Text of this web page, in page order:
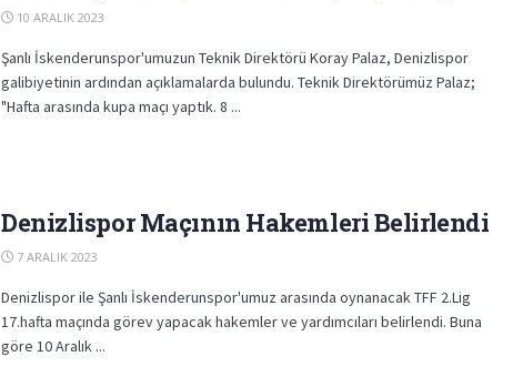
10 ARALIK 2023
Şanlı İskenderunspor'umuzun Teknik Direktörü Koray Palaz, Denizlispor
galibiyetinin ardından açıklamalarda bulundu. Teknik Direktörümüz Palaz;
"Hafta arasında kupa maçı yaptık. 8 ...
Denizlispor Maçının Hakemleri Belirlendi
7 ARALIK 2023
Denizlispor ile Şanlı İskenderunspor'umuz arasında oynanacak TFF 2.Lig
17.hafta maçında görev yapacak hakemler ve yardımcıları belirlendi. Buna
göre 10 Aralık ...